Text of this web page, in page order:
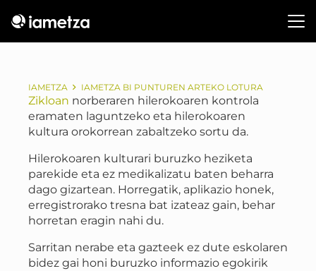
IAMETZA IAMETZA BI PUNTUREN ARTEKO LOTURA
Zikloan norberaren hilerokoaren kontrola
eramaten laguntzeko eta hilerokoaren
kultura orokorrean zabaltzeko sortu da.
Hilerokoaren kulturari buruzko heziketa
parekide eta ez medikalizatu baten beharra
dago gizartean. Horregatik, aplikazio honek,
erregistrorako tresna bat izateaz gain, behar
horretan eragin nahi du.
Sarritan nerabe eta gazteek ez dute eskolaren
bidez gai honi buruzko informazio egokirik